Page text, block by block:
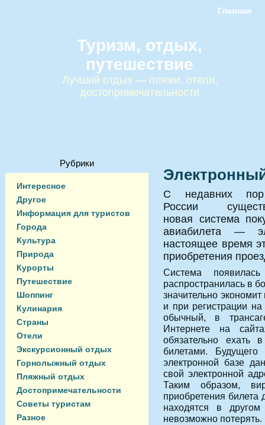
Главная
Туризм, отдых,
путешествие
Лучший отдых — пляжи, отели,
достопримечательности
Рубрики
Интересное
Другое
Информация для туристов
Города
Культура
Природа
Курорты
Путешествие
Шоппинг
Кулинария
Страны
Отели
Экскурсионный отдых
Горнолыжный отдых
Пляжный отдых
Достопримечательности
Советы туристам
Разное
С недавних
России
новая система
авиабилета —
настоящее время
приобретения
Система
распространилась в
значительно
и при регистрации
обычный, в
Интернете на
обязательно ехать
билетами. Будущего
электронной базе
свой электронной
Таким образом,
приобретения билета
находятся в
невозможно потерять.